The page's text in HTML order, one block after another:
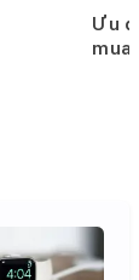
Ưu
mua